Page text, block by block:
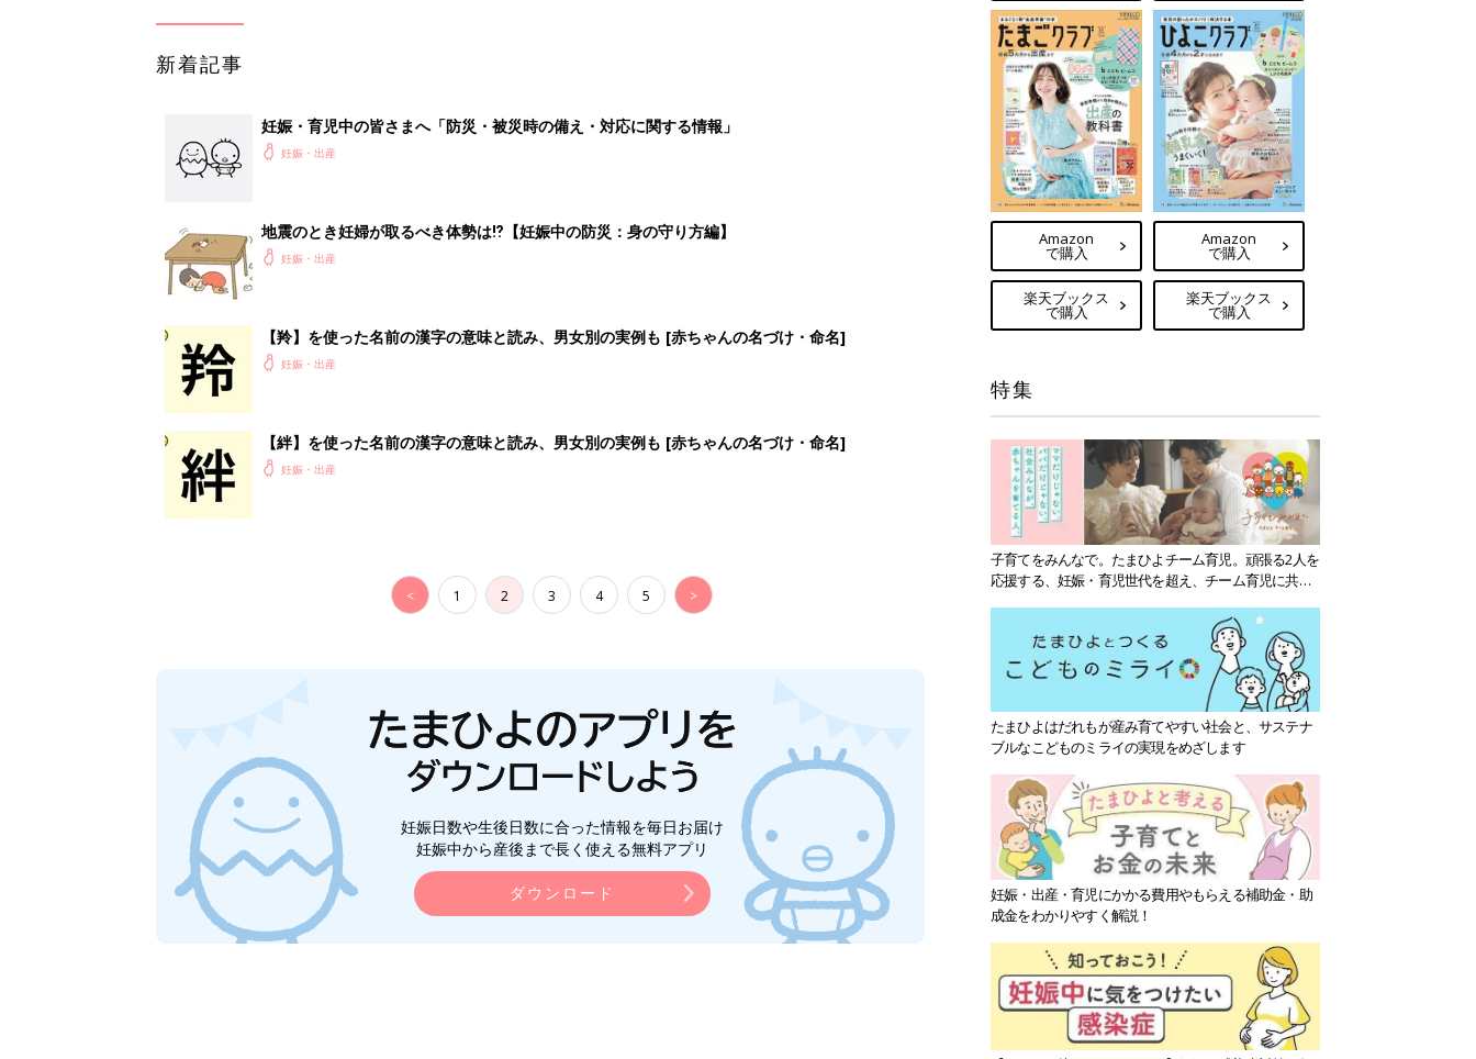
新着記事
妊娠・育児中の皆さまへ「防災・被災時の備え・対応に関する情報」
妊娠・出産
地震のとき妊婦が取るべき体勢は⁉︎【妊娠中の防災：身の守り方編】
妊娠・出産
【羚】を使った名前の漢字の意味と読み、男女別の実例も [赤ちゃんの名づけ・命名]
妊娠・出産
【絆】を使った名前の漢字の意味と読み、男女別の実例も [赤ちゃんの名づけ・命名]
妊娠・出産
< 1 2 3 4 5 >
妊娠日数や生後日数に合った情報を毎日お届け
妊娠中から産後まで長く使える無料アプリ
ダウンロード
Amazon
で購入
楽天ブックス
で購入
Amazon
で購入
楽天ブックス
で購入
特集
子育てをみんなで。たまひよチーム育児。頑張る2人を
応援する、妊娠・育児世代を超え、チーム育児に共感
たまひよはだれもが産み育てやすい社会と、サステナ
ブルなこどものミライの実現をめざします
妊娠・出産・育児にかかる費用やもらえる補助金・助
成金をわかりやすく解説！